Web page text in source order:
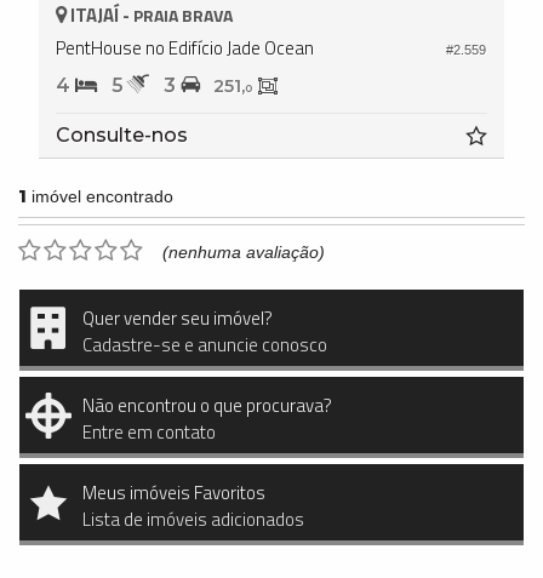
#2.559
ITAJAÍ - PRAIA BRAVA
PentHouse no Edifício Jade Ocean
4 5 3 251,0
Consulte-nos
1 imóvel encontrado
(nenhuma avaliação)
Quer vender seu imóvel?
Cadastre-se e anuncie conosco
Não encontrou o que procurava?
Entre em contato
Meus imóveis Favoritos
Lista de imóveis adicionados